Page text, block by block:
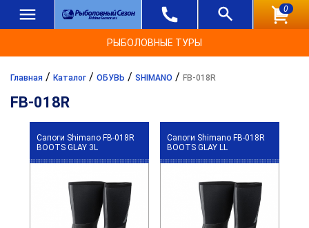
0
РЫБОЛОВНЫЕ ТУРЫ
Главная / Каталог / ОБУВЬ / SHIMANO / FB-018R
FB-018R
Сапоги Shimano FB-018R
BOOTS GLAY 3L
Сапоги Shimano FB-018R
BOOTS GLAY LL